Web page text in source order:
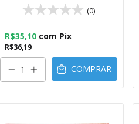
(0)
R$36,19
R$35,10 com Pix
COMPRAR